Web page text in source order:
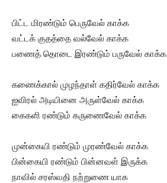
பிட்ட மிரண்டும் பெருவேல் காக்க
வட்டக் குதத்தை வல்வேல் காக்க
பணைத் தொடை இரண்டும் பருவேல் காக்க
கணைக்கால் முழந்தாள் கதிர்வேல் காக்க
ஐவிரல் அடியினை அருள்வேல் காக்க
கைகளி ரண்டும் கருணைவேல் காக்க
முன்கையி ரண்டும் முரண்வேல் காக்க
பின்கையி ரண்டும் பின்னவள் இருக்க
நாவில் சரஸ்வதி நற்றுணை யாக